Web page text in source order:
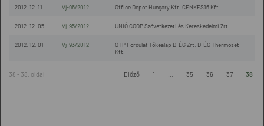
2012. 12. 11 Vj-96/2012 Office Depot Hungary Kft. CENKES16 Kft.
2012. 12. 05 Vj-95/2012 UNIÓ COOP Szövetkezeti és Kereskedelmi Zrt.
2012. 12. 01 Vj-93/2012
OTP Fordulat Tőkealap D-ÉG Zrt. D-ÉG Thermoset
Kft.
38 - 38. oldal Előző 1 35 36 37 38